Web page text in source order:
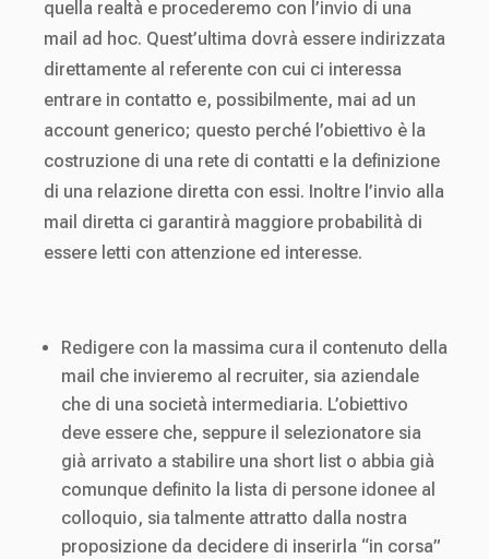
quella realtà e procederemo con l’invio di una
mail ad hoc. Quest’ultima dovrà essere indirizzata
direttamente al referente con cui ci interessa
entrare in contatto e, possibilmente, mai ad un
account generico; questo perché l’obiettivo è la
costruzione di una rete di contatti e la definizione
di una relazione diretta con essi. Inoltre l’invio alla
mail diretta ci garantirà maggiore probabilità di
essere letti con attenzione ed interesse.
Redigere con la massima cura il contenuto della
mail che invieremo al recruiter, sia aziendale
che di una società intermediaria. L’obiettivo
deve essere che, seppure il selezionatore sia
già arrivato a stabilire una short list o abbia già
comunque definito la lista di persone idonee al
colloquio, sia talmente attratto dalla nostra
proposizione da decidere di inserirla “in corsa”